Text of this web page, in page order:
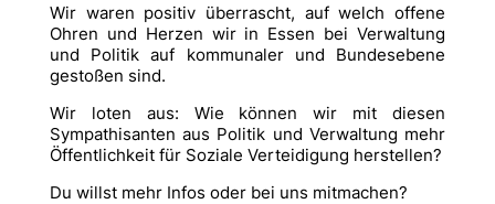
Wir waren positiv überrascht, auf welch offene
Ohren und Herzen wir in Essen bei Verwaltung
und Politik auf kommunaler und Bundesebene
gestoßen sind.
Wir loten aus: Wie können wir mit diesen
Sympathisanten aus Politik und Verwaltung mehr
Öffentlichkeit für Soziale Verteidigung herstellen?
Du willst mehr Infos oder bei uns mitmachen?